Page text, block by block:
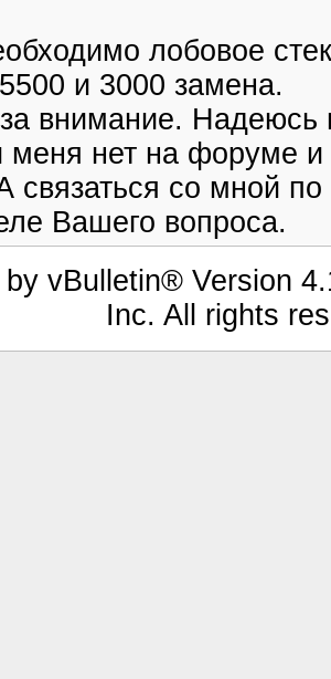
лобовое
и 3000 замена.
внимание.
меня нет на форуме
со мной
Вашего вопроса.
by vBulletin® Version
Inc. All rights